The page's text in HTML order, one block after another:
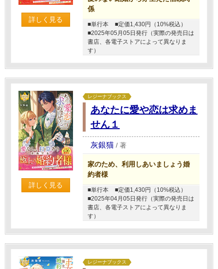
詳しく見る
係
■単行本
■定価1,430円（10%税込）
■2025年05月05日発行（実際の発売日は
書店、各電子ストアによって異なりま
す）
詳しく見る
レジーナブックス
あなたに愛や恋は求めま
せん１
灰銀猫 / 著
家のため、利用しあいましょう婚
約者様
■単行本
■定価1,430円（10%税込）
■2025年04月05日発行（実際の発売日は
書店、各電子ストアによって異なりま
す）
レジーナブックス